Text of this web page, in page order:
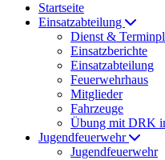
Startseite
Einsatzabteilung
Dienst &
Einsatzberichte
Einsatzabteilung
Feuerwehrhaus
Mitglieder
Fahrzeuge
Übung mit DRK
Jugendfeuerwehr
Jugendfeuerwehr